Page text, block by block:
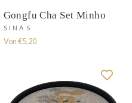
Gongfu Cha Set Minho
SINAS
Von €5,20